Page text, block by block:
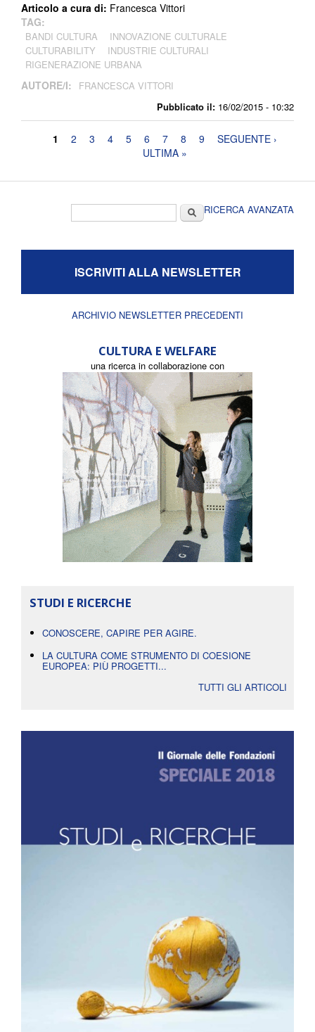
Pubblicato il: 16/02/2015 - 10:32
Articolo a cura di: Francesca Vittori
TAG:
BANDI CULTURA
INNOVAZIONE CULTURALE
CULTURABILITY
INDUSTRIE CULTURALI
RIGENERAZIONE URBANA
AUTORE/I: FRANCESCA VITTORI
Pagine
1 2 3 4 5 6 7 8 9
SEGUENTE ›
ULTIMA »
CercaRICERCA AVANZATA
ISCRIVITI ALLA NEWSLETTER
ARCHIVIO NEWSLETTER PRECEDENTI
CULTURA E WELFARE
una ricerca in collaborazione con
STUDI E RICERCHE
CONOSCERE, CAPIRE PER AGIRE.
LA CULTURA COME STRUMENTO DI COESIONE
EUROPEA: PIÙ PROGETTI...
TUTTI GLI ARTICOLI